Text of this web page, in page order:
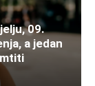
09.
a jedan